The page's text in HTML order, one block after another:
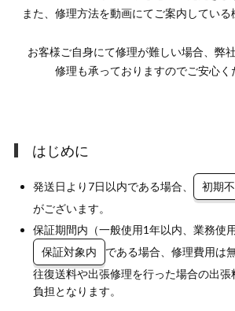
また、修理方法を動画にてご案内している
お客様ご自身にて修理が難しい場合、 弊
修理も承っておりますのでご安心く
はじめに
発送日より7日以内である場合、 初期
がございます。
保証期間内（一般使用1年以内、業務使
保証対象内
である場合、修理費用は
往復送料や出張修理を行った場合の出
負担となります。